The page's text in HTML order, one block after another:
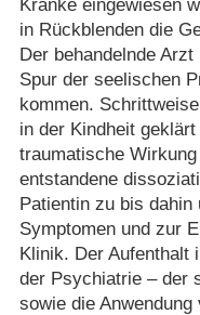
Kranke eingewiesen
in Rückblenden die
Der behandelnde
Spur der seelischen
kommen.
in der Kindheit
traumatische
entstandene
Patientin zu bis
Symptomen und zur
Klinik. Der Aufenthalt
der Psychiatrie – der
sowie die